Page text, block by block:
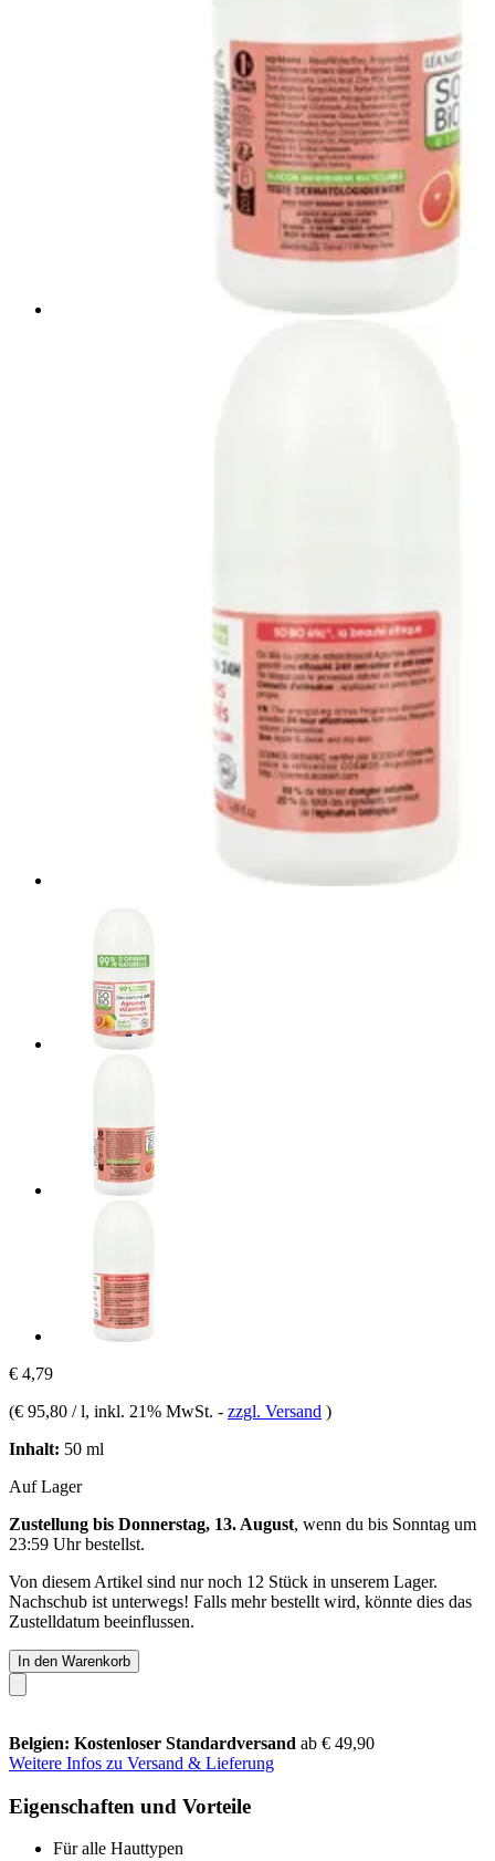
€ 4,79
(€ 95,80 / l, inkl. 21% MwSt. - zzgl. Versand )
Inhalt: 50 ml
Auf Lager
Zustellung bis Donnerstag, 13. August, wenn du bis Sonntag um
23:59 Uhrbestellst.
Von diesem Artikel sind nur noch 12 Stück in unserem Lager.
Nachschub ist unterwegs! Falls mehr bestellt wird, könnte dies das
Zustelldatum beeinflussen.
In den Warenkorb
Belgien: Kostenloser Standardversand ab € 49,90
Weitere Infos zu Versand & Lieferung
Eigenschaften und Vorteile
Für alle Hauttypen